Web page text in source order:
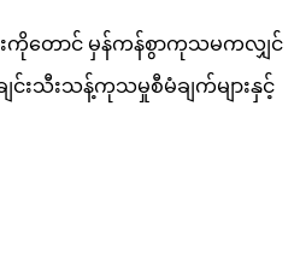
ကိုတောင် မှန်ကန်စွာကုသမကလျှင်
င်းသီးသန့်ကုသမှုစီမံချက်များနှင့်